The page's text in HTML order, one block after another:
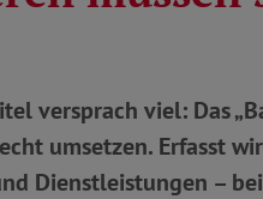
versprach viel: Das
umsetzen. Erfasst
Dienstleistungen –